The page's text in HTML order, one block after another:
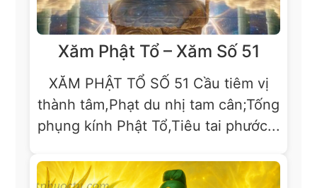
Xăm Phật Tổ – Xăm Số 51
XĂM PHẬT TỔ SỐ 51 Cầu tiêm vị
thành tâm,Phạt du nhị tam cân;Tống
phụng kính Phật Tổ,Tiêu tai phước...